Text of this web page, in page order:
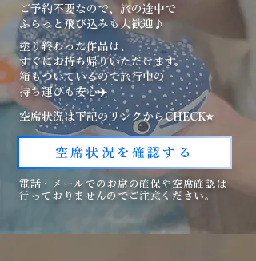
ご予約不要なので、旅の途中で
ふらっと飛び込みも大歓迎♪
塗り終わった作品は、
すぐにお持ち帰りいただけます。
箱もついているので旅行中の
持ち運びも安心✈️
空席状況は下記のリンクからCHECK⭐️
空席状況を確認する
電話・メールでのお席の確保や空席確認は
行っておりませんのでご注意ください。